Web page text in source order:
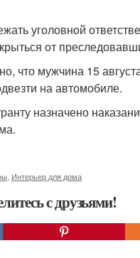
уголовной
от
что мужчина 15
на автомобиле.
назначено
Интерьер для дома
с друзьями!